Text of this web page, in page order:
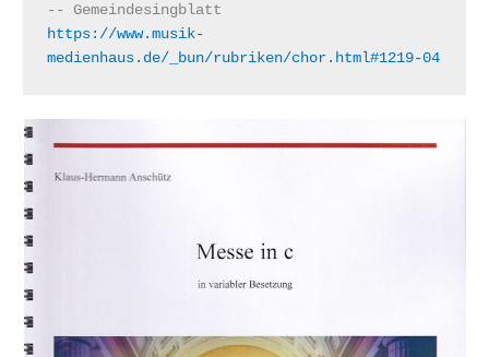
-- Gemeindesingblatt
https://www.musik-
medienhaus.de/_bun/rubriken/chor.html#1219-04